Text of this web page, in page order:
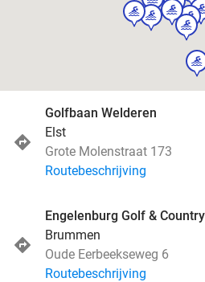
sport
sport
sport
sport
sport
sport
Golfbaan Welderen
Elst
Grote Molenstraat 173
Routebeschrijving
Engelenburg Golf &
Brummen
Oude Eerbeekseweg 6
Routebeschrijving